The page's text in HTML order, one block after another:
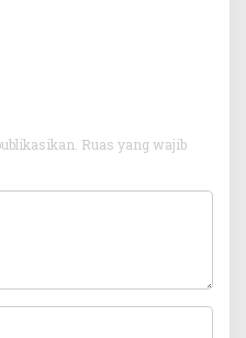
Ruas yang wajib